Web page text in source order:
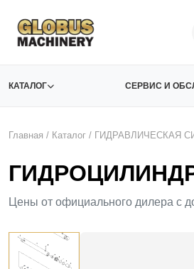
КАТАЛОГ СЕРВИС И
Главная / Каталог / ГИДРАВЛИЧЕСКАЯ
Цены от официального дилера с